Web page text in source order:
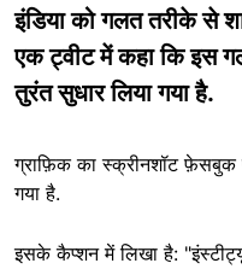
इंडिया को गलत तरीके से
एक ट्वीट में कहा कि इस
तुरंत सुधार लिया गया है.
ग्राफ़िक का स्क्रीनशॉट
गया है.
इसके कैप्शन में लिखा है: